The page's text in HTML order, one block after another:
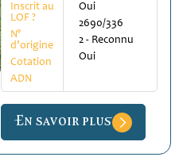
Inscrit au
LOF ?
N°
d’origine
Cotation
ADN
Oui
2690/336
2 - Reconnu
Oui
En savoir plus